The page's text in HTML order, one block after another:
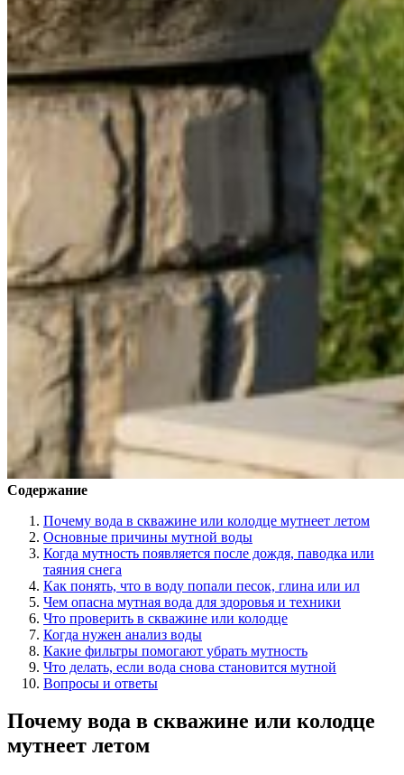
Содержание
Почему вода в скважине или колодце мутнеет летом
Основные причины мутной воды
Когда мутность появляется после дождя, паводка или
таяния снега
Как понять, что в воду попали песок, глина или ил
Чем опасна мутная вода для здоровья и техники
Что проверить в скважине или колодце
Когда нужен анализ воды
Какие фильтры помогают убрать мутность
Что делать, если вода снова становится мутной
Вопросы и ответы
Почему вода в скважине или колодце
мутнеет летом